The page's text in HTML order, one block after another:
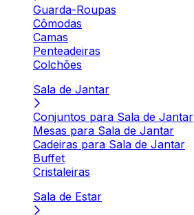
Guarda-Roupas
Cômodas
Camas
Penteadeiras
Colchões
Sala de Jantar
Conjuntos para Sala de Jantar
Mesas para Sala de Jantar
Cadeiras para Sala de Jantar
Buffet
Cristaleiras
Sala de Estar